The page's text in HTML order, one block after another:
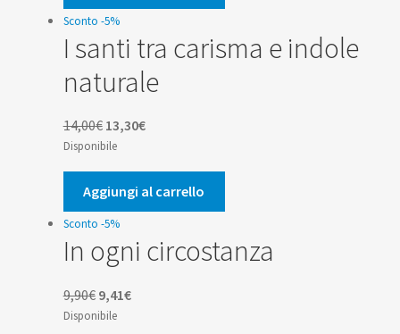
6,00€.5,70€.
Sconto -5%
I santi tra carisma e indole
naturale
14,00€ Il
prezzo
originale
era:
14,00€.
13,30€Il
attuale
è:
13,30€.
Disponibile
Aggiungi al carrello
Sconto -5%
In ogni circostanza
9,90€ Il
prezzo
9,41€Il
Disponibile